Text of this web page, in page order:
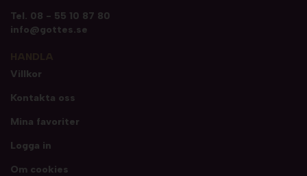
Tel. 08 - 55 10 87 80
info@gottes.se
Villkor
Kontakta oss
Mina favoriter
Logga in
Om cookies